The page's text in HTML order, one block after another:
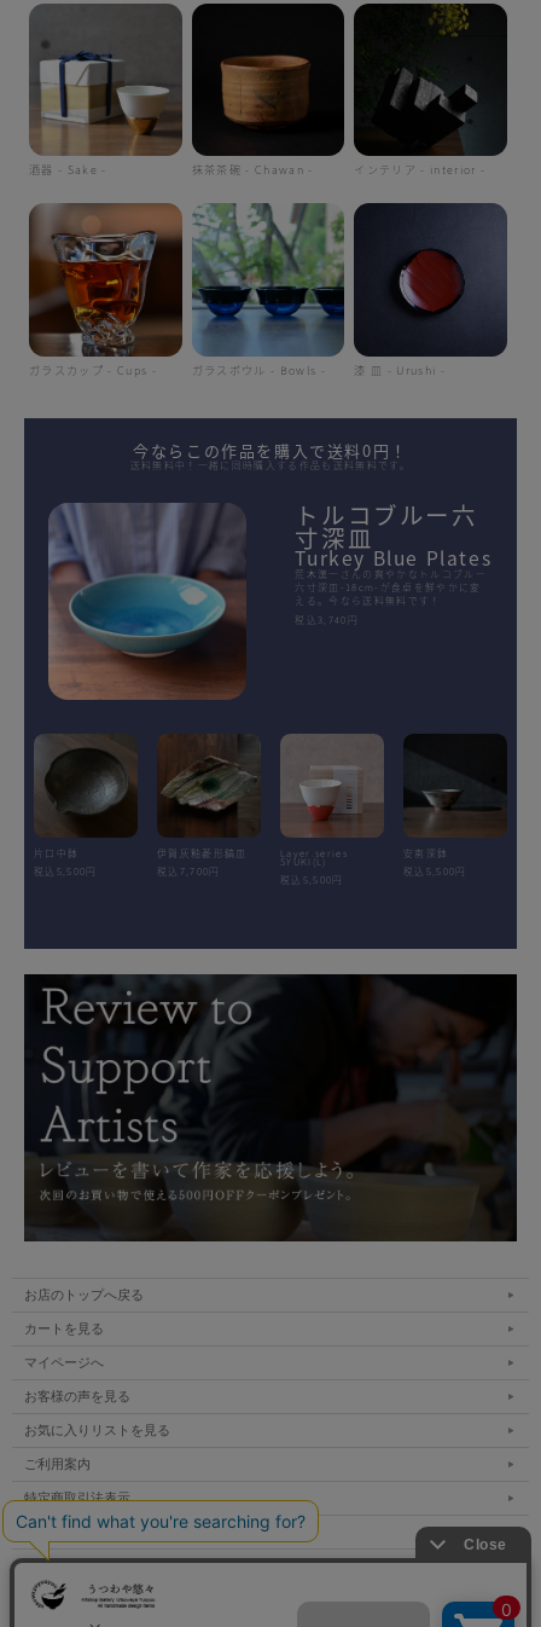
酒器 - Sake - 抹茶茶碗 - Chawan - インテリア - interior -
ガラスカップ - Cups - ガラスボウル - Bowls - 漆 皿 - Urushi -
今ならこの作品を購入で送料0円！
送料無料中！一緒に同時購入する作品も送料無料です。
トルコブルー六
寸深皿
Turkey Blue Plates
荒木漢一さんの爽やかなトルコブルー
六寸深皿-18cm-が食卓を鮮やかに変
える。今なら送料無料です！
税込3,740円
片口中鉢
税込5,500円
伊賀灰釉菱形鎬皿
税込7,700円
Layer.series
SYUKI(L)
税込5,500円
安南深鉢
税込5,500円
お店のトップへ戻る
カートを見る
マイページへ
お客様の声を見る
お気に入りリストを見る
ご利用案内
特定商取引法表示
個人情報の取扱い
サイトマップ
メルマガ登録